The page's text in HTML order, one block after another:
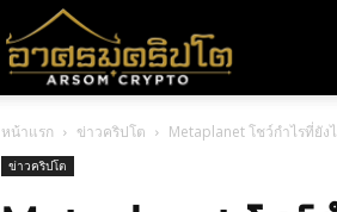
ศร
หน้าแรก ข่าวคริปโต Metaplanet โชว์กำไรที่ยัง
ข่าวคริปโต